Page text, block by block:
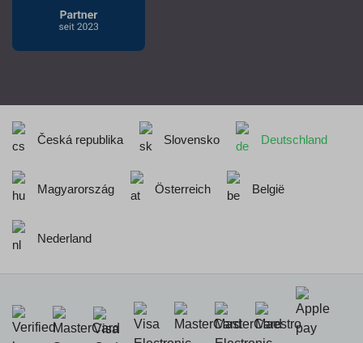
Česká republika Slovensko Deutschland
Magyarország Österreich België
Nederland